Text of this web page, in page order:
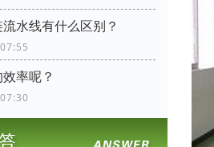
水线有什么区别？
率呢？